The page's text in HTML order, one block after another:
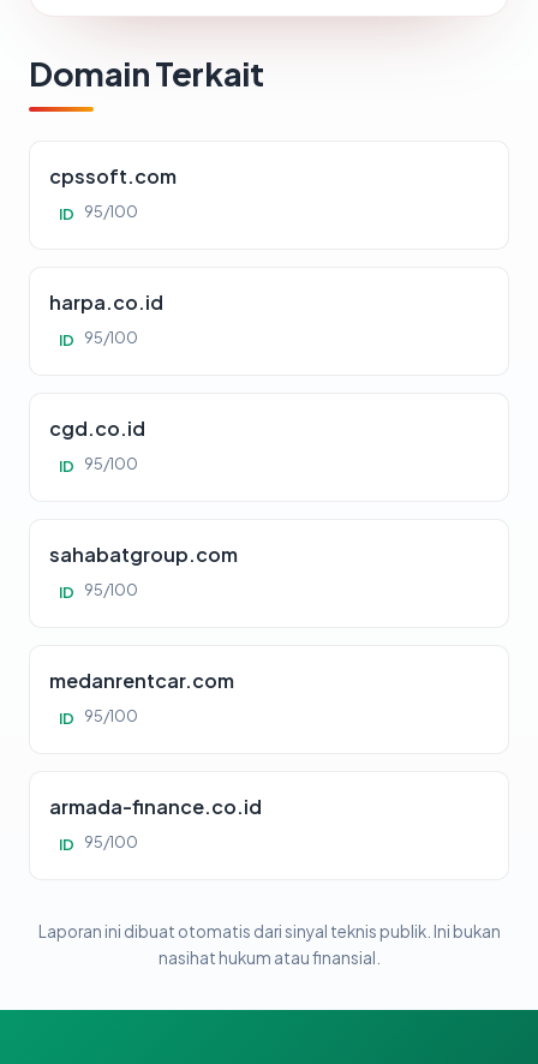
Domain Terkait
cpssoft.com
ID 95/100
harpa.co.id
ID 95/100
cgd.co.id
ID 95/100
sahabatgroup.com
ID 95/100
medanrentcar.com
ID 95/100
armada-finance.co.id
ID 95/100
Laporan ini dibuat otomatis dari sinyal teknis publik. Ini bukan
nasihat hukum atau finansial.